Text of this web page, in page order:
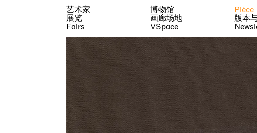
艺术家
展览
Fairs
博物馆
画廊场地
VSpace
Pièce
版本